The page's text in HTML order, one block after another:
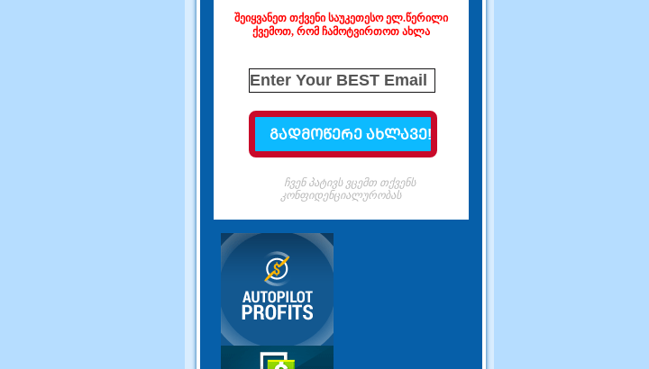
შეიყვანეთ თქვენი საუკეთესო ელ.წერილი
ქვემოთ, რომ ჩამოტვირთოთ ახლა
ჩვენ პატივს ვცემთ თქვენს
კონფიდენციალურობას